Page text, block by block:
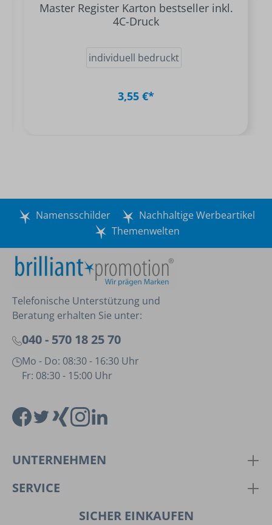
Master Register Karton bestseller inkl.
4C-Druck
individuell bedruckt
3,55 €*
Namensschilder
Nachhaltige Werbeartikel
Themenwelten
Telefonische Unterstützung und
Beratung erhalten Sie unter:
040 - 570 18 25 70
Mo - Do: 08:30 - 16:30 Uhr
Fr: 08:30 - 15:00 Uhr
UNTERNEHMEN
SERVICE
SICHER EINKAUFEN